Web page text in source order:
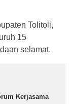
Tolitoli,
15
selamat.
Kerjasama